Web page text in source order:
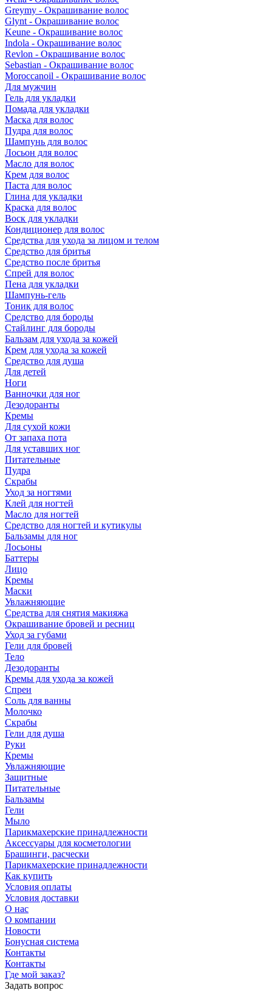
Greymy - Окрашивание волос
Glynt - Окрашивание волос
Keune - Окрашивание волос
Indola - Окрашивание волос
Revlon - Окрашивание волос
Sebastian - Окрашивание волос
Moroccanoil - Окрашивание волос
Для мужчин
Гель для укладки
Помада для укладки
Маска для волос
Пудра для волос
Шампунь для волос
Лосьон для волос
Масло для волос
Крем для волос
Паста для волос
Глина для укладки
Краска для волос
Воск для укладки
Кондиционер для волос
Средства для ухода за лицом и телом
Средство для бритья
Средство после бритья
Спрей для волос
Пена для укладки
Шампунь-гель
Тоник для волос
Средство для бороды
Стайлинг для бороды
Бальзам для ухода за кожей
Крем для ухода за кожей
Средство для душа
Для детей
Ноги
Ванночки для ног
Дезодоранты
Кремы
Для сухой кожи
От запаха пота
Для уставших ног
Питательные
Пудра
Скрабы
Уход за ногтями
Клей для ногтей
Масло для ногтей
Средство для ногтей и кутикулы
Бальзамы для ног
Лосьоны
Баттеры
Лицо
Кремы
Маски
Увлажняющие
Средства для снятия макияжа
Окрашивание бровей и ресниц
Уход за губами
Гели для бровей
Тело
Дезодоранты
Кремы для ухода за кожей
Спреи
Соль для ванны
Молочко
Скрабы
Гели для душа
Руки
Кремы
Увлажняющие
Защитные
Питательные
Бальзамы
Гели
Мыло
Парикмахерские принадлежности
Аксессуары для косметологии
Брашинги, расчески
Парикмахерские принадлежности
Как купить
Условия оплаты
Условия доставки
О нас
О компании
Новости
Бонусная система
Контакты
Контакты
Где мой заказ?
Задать вопрос